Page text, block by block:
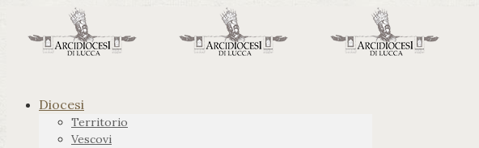
Diocesi
Territorio
Vescovi